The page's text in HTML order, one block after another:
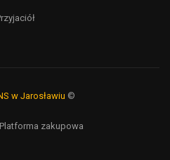
w Jarosławiu ©
Platforma zakupowa